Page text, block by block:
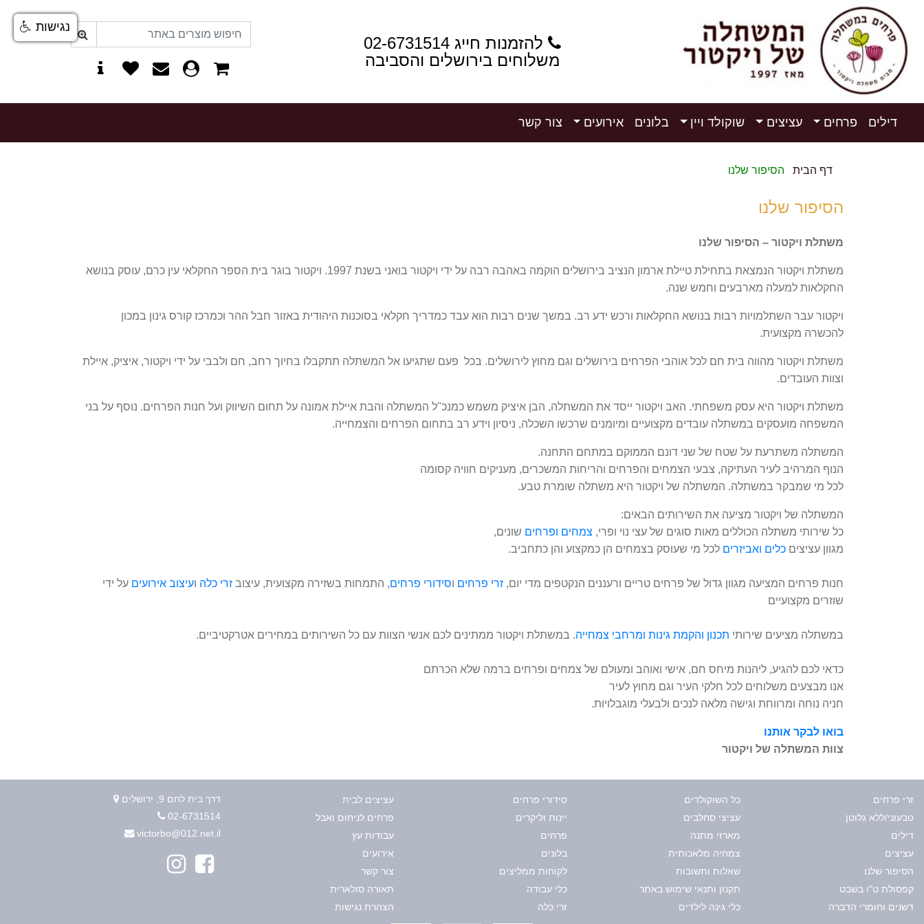
להזמנות חייג 02-6731514
משלוחים בירושלים והסביבה
דילים פרחים עציצים שוקולד ויין בלונים אירועים צור קשר
דף הבית הסיפור שלנו
הסיפור שלנו
משתלת ויקטור – הסיפור שלנו
משתלת ויקטור הנמצאת בתחילת טיילת ארמון הנציב בירושלים הוקמה באהבה רבה על ידי ויקטור בואני בשנת 1997. ויקטור בוגר בית הספר החקלאי עין כרם, עוסק בנושא
החקלאות למעלה מארבעים וחמש שנה.
ויקטור עבר השתלמויות רבות בנושא החקלאות ורכש ידע רב. במשך שנים רבות הוא עבד כמדריך חקלאי בסוכנות היהודית באזור חבל ההר וכמרכז קורס גינון במכון
להכשרה מקצועית.
משתלת ויקטור מהווה בית חם לכל אוהבי הפרחים בירושלים וגם מחוץ לירושלים. בכל פעם שתגיעו אל המשתלה תתקבלו בחיוך רחב, חם ולבבי על ידי ויקטור, איציק, איילת
וצוות העובדים.
משתלת ויקטור היא עסק משפחתי. האב ויקטור ייסד את המשתלה, הבן איציק משמש כמנכ"ל המשתלה והבת איילת אמונה על תחום השיווק ועל חנות הפרחים. נוסף על בני
המשפחה מועסקים במשתלה עובדים מקצועיים ומיומנים שרכשו השכלה, ניסיון וידע רב בתחום הפרחים והצמחייה.
המשתלה משתרעת על שטח של שני דונם הממוקם במתחם התחנה.
הנוף המרהיב לעיר העתיקה, צבעי הצמחים והפרחים והריחות המשכרים, מעניקים חוויה קסומה
לכל מי שמבקר במשתלה. המשתלה של ויקטור היא משתלה שומרת טבע.
המשתלה של ויקטור מציעה את השירותים הבאים:
כל שירותי משתלה הכוללים מאות סוגים של עצי נוי ופרי, צמחים ופרחים שונים,
מגוון עציצים כלים ואביזרים לכל מי שעוסק בצמחים הן כמקצוע והן כתחביב.
חנות פרחים המציעה מגוון גדול של פרחים טריים ורעננים הנקטפים מדי יום, זרי פרחים וסידורי פרחים, התמחות בשזירה מקצועית, עיצוב זרי כלה ועיצוב אירועים על ידי
שוזרים מקצועיים
במשתלה מציעים שירותי תכנון והקמת גינות ומרחבי צמחייה. במשתלת ויקטור ממתינים לכם אנשי הצוות עם כל השירותים במחירים אטרקטיביים.
כדאי לכם להגיע, ליהנות מיחס חם, אישי ואוהב ומעולם של צמחים ופרחים ברמה שלא הכרתם
אנו מבצעים משלוחים לכל חלקי העיר וגם מחוץ לעיר
חניה נוחה ומרווחת וגישה מלאה לנכים ולבעלי מוגבלויות.​
בואו לבקר אותנו
צוות המשתלה של ויקטור
זרי פרחים כל השוקולדים סידורי פרחים
עציצים לבית
טבעוני/ללא גלוטן
עציצי סחלבים יינות וליקרים
פרחים לניחום ואבל
דילים
מארזי מתנה פרחים
עבודות עץ
עציצים
צמחיה מלאכותית בלונים
אירועים
הסיפור שלנו
שאלות ותשובות לקוחות ממליצים
צור קשר
קפסולת ט"ו בשבט
תקנון ותנאי שימוש באתר כלי עבודה
תאורה סולארית
דשנים וחומרי הדברה
כלי גינה לילדים זרי כלה הצהרת נגישות
דרך בית לחם 9, ירושלים
02-6731514
victorbo@012.net.il
נגישות